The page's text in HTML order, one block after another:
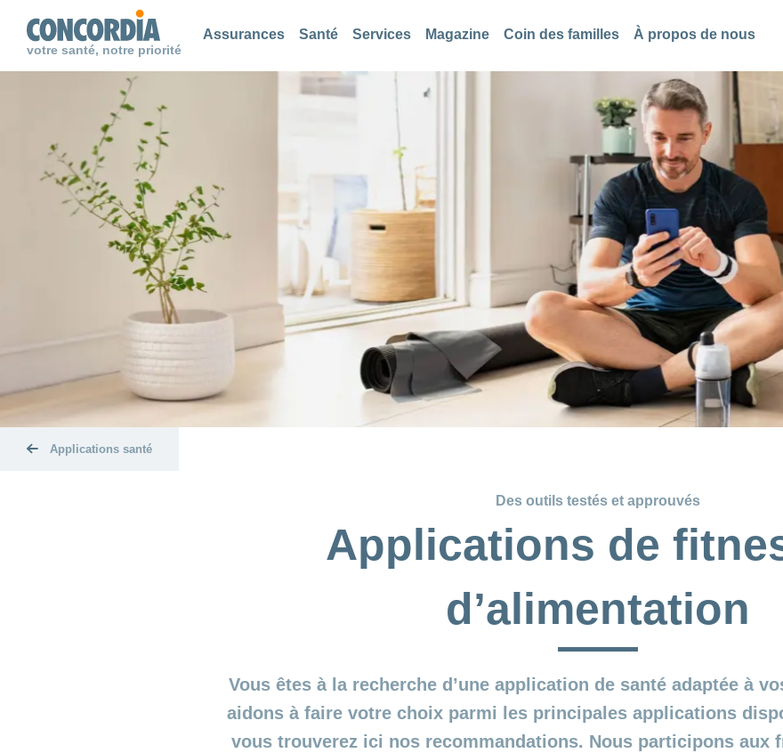
votre santé, notre priorité
Assurances Santé Services Magazine Coin des familles À propos de nous
Chercher
Chercher
Chercher
Applications santé
Des outils testés et approuvés
Applications de
d’alimentation
Vous êtes à la recherche d’une application de santé adaptée à
aidons à faire votre choix parmi les principales applications
vous trouverez ici nos recommandations. Nous participons aux